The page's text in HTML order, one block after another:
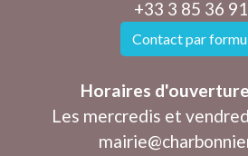
+33 3 85 36
Contact par
Horaires
Les mercredis et